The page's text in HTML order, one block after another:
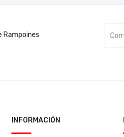
Rampoines
INFORMACIÓN